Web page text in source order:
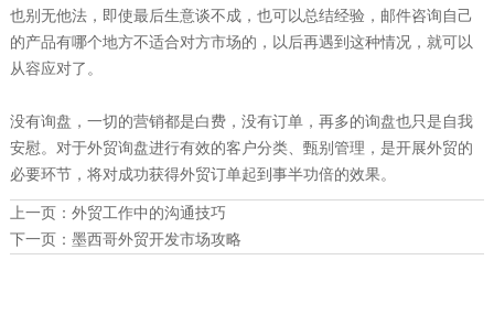
也别无他法，即使最后生意谈不成，也可以总结经验，邮件咨询自己
的产品有哪个地方不适合对方市场的，以后再遇到这种情况，就可以
从容应对了。
没有询盘，一切的营销都是白费，没有订单，再多的询盘也只是自我
安慰。对于外贸询盘进行有效的客户分类、甄别管理，是开展外贸的
必要环节，将对成功获得外贸订单起到事半功倍的效果。
上一页： 外贸工作中的沟通技巧
下一页： 墨西哥外贸开发市场攻略